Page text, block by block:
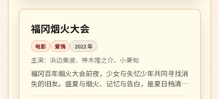
日本
福冈烟火大会
电影 爱情 2022年
主演： 浜边美波、神木隆之介、小栗旬
福冈百年烟火大会前夜，少女与失忆少年共同寻找消
失的旧友。盛夏与烟火、记忆与告白，是夏日档清新
爱情电影。